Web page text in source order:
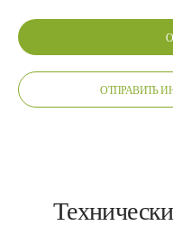
ОТПРАВИТЬ